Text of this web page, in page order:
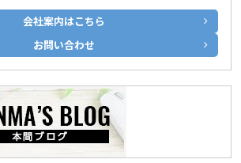
会社案内はこちら
お問い合わせ